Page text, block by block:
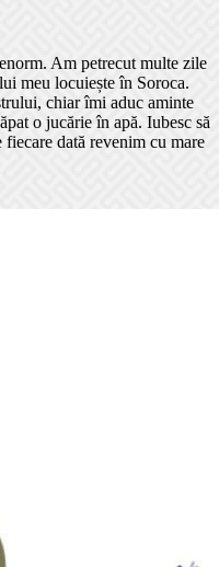
Am petrecut multe zile
meu locuiește în Soroca.
chiar îmi aduc aminte
o jucărie în apă. Iubesc să
dată revenim cu mare